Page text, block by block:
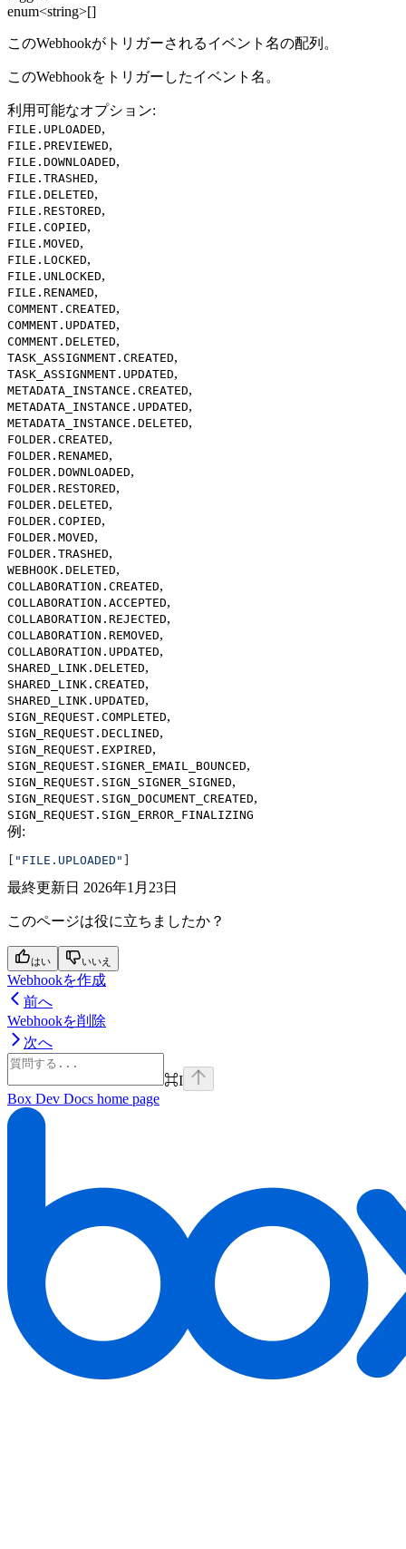
enum<string>[]
このWebhookがトリガーされるイベント名の配列。
このWebhookをトリガーしたイベント名。
利用可能なオプション:
FILE.UPLOADED,
FILE.PREVIEWED,
FILE.DOWNLOADED,
FILE.TRASHED,
FILE.DELETED,
FILE.RESTORED,
FILE.COPIED,
FILE.MOVED,
FILE.LOCKED,
FILE.UNLOCKED,
FILE.RENAMED,
COMMENT.CREATED,
COMMENT.UPDATED,
COMMENT.DELETED,
TASK_ASSIGNMENT.CREATED,
TASK_ASSIGNMENT.UPDATED,
METADATA_INSTANCE.CREATED,
METADATA_INSTANCE.UPDATED,
METADATA_INSTANCE.DELETED,
FOLDER.CREATED,
FOLDER.RENAMED,
FOLDER.DOWNLOADED,
FOLDER.RESTORED,
FOLDER.DELETED,
FOLDER.COPIED,
FOLDER.MOVED,
FOLDER.TRASHED,
WEBHOOK.DELETED,
COLLABORATION.CREATED,
COLLABORATION.ACCEPTED,
COLLABORATION.REJECTED,
COLLABORATION.REMOVED,
COLLABORATION.UPDATED,
SHARED_LINK.DELETED,
SHARED_LINK.CREATED,
SHARED_LINK.UPDATED,
SIGN_REQUEST.COMPLETED,
SIGN_REQUEST.DECLINED,
SIGN_REQUEST.EXPIRED,
SIGN_REQUEST.SIGNER_EMAIL_BOUNCED,
SIGN_REQUEST.SIGN_SIGNER_SIGNED,
SIGN_REQUEST.SIGN_DOCUMENT_CREATED,
SIGN_REQUEST.SIGN_ERROR_FINALIZING
例 :
"FILE.UPLOADED"
最終更新日 2026年1月23日
このページは役に立ちましたか？
はい いいえ
Webhookを作成
前へ
Webhookを削除
次へ
⌘I
Box Dev Docs home page